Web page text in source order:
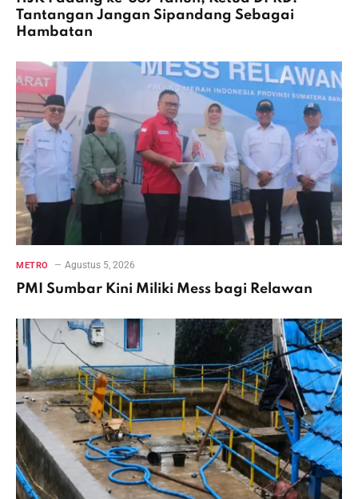
Tantangan Jangan Sipandang Sebagai
Hambatan
METRO Agustus 5, 2026
PMI Sumbar Kini Miliki Mess bagi Relawan